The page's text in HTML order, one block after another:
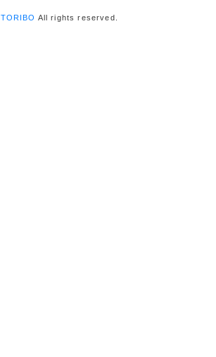
TORIBO All rights reserved.